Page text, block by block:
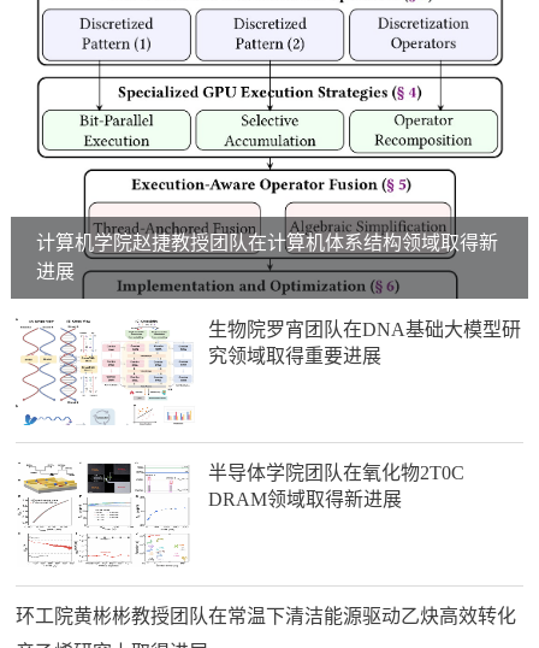
计算机学院赵捷教授团队在计算机体系结构领域取得新
进展
生物院罗宵团队在DNA基础大模型研
究领域取得重要进展
半导体学院团队在氧化物2T0C
DRAM领域取得新进展
环工院黄彬彬教授团队在常温下清洁能源驱动乙炔高效转化